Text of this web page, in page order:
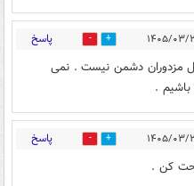
6 پاسخ
مزدوران دشمن نیست . نمی
.
0 پاسخ
کن .